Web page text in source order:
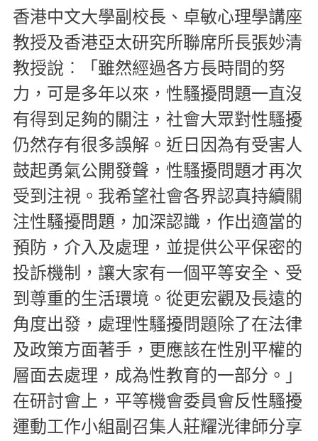
香港中文大學副校長、卓敏心理學講座
教授及香港亞太研究所聯席所長張妙清
教授說︰「雖然經過各方長時間的努
力，可是多年以來，性騷擾問題一直沒
有得到足夠的關注，社會大眾對性騷擾
仍然存有很多誤解。近日因為有受害人
鼓起勇氣公開發聲，性騷擾問題才再次
受到注視。我希望社會各界認真持續關
注性騷擾問題，加深認識，作出適當的
預防，介入及處理，並提供公平保密的
投訴機制，讓大家有一個平等安全、受
到尊重的生活環境。從更宏觀及長遠的
角度出發，處理性騷擾問題除了在法律
及政策方面著手，更應該在性別平權的
層面去處理，成為性教育的一部分。」
在研討會上，平等機會委員會反性騷擾
運動工作小組副召集人莊耀洸律師分享